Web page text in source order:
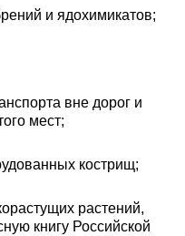
и ядохимикатов;
вне дорог и
мест;
кострищ;
растений,
книгу Российской